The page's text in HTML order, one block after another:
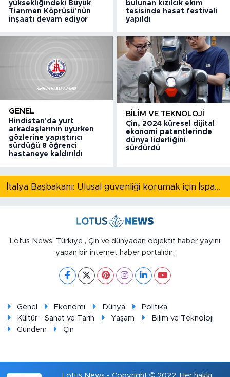
yüksekliğindeki Büyük
Tianmen Köprüsü'nün
inşaatı devam ediyor
bulunan kızılcık ekim
tesisinde hasat festivali
yapıldı
GENEL
Hindistan'da yurt
arkadaşlarının uyurken
gözlerine yapıştırıcı
sürdüğü 8 öğrenci
hastaneye kaldırıldı
BILIM VE TEKNOLOJI
Çin, 2024 küresel dijital
ekonomi patentlerinde
dünya liderliğini
sürdürdü
İtalya Başbakanı: Ulusal güvenliği korumak için İspanya ile Schengen kapsamındaki serbest dolaşımı askıya alıyoruz
Lotus News, Türkiye , Çin ve dünyadan objektif haber yayını
yapan bir internet haber portalıdır.
Genel Ekonomi Dünya
Politika
Kültür - Sanat ve Tarih
Yaşam
Bilim ve Teknoloji
Gündem
Çin